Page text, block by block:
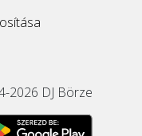
2026 DJ Börze